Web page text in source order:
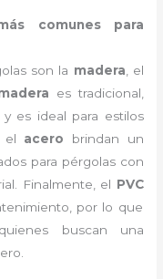
comunes para
son la madera , el
es tradicional,
es ideal para estilos
el acero brindan un
para pérgolas con
Finalmente, el PVC
por lo que
buscan una